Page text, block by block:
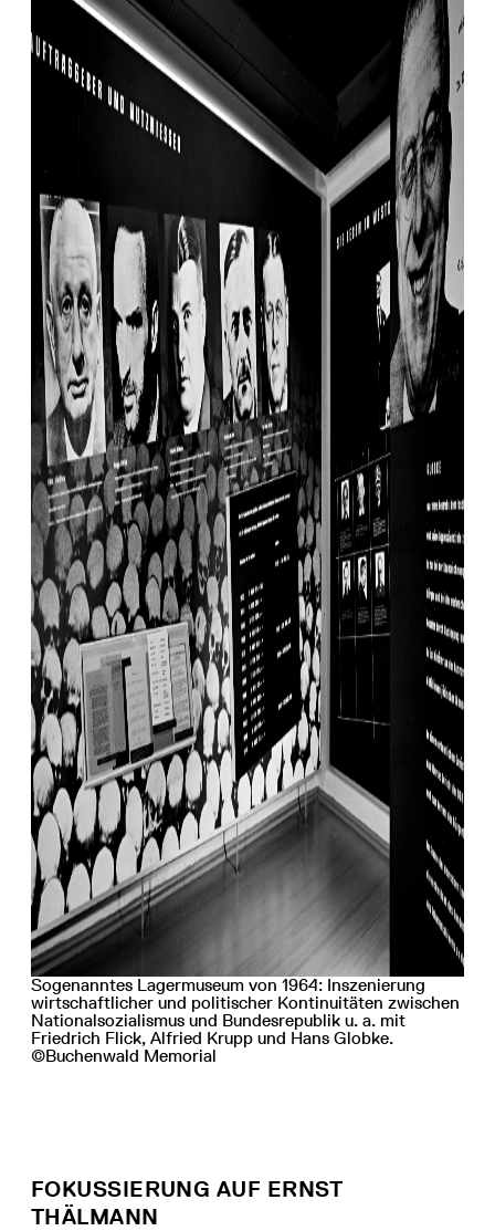
Sogenanntes Lagermuseum von 1964: Inszenierung
wirtschaftlicher und politischer Kontinuitäten zwischen
Nationalsozialismus und Bundesrepublik u. a. mit
Friedrich Flick, Alfried Krupp und Hans Globke.
©Buchenwald Memorial
FOKUSSIERUNG AUF ERNST
THÄLMANN